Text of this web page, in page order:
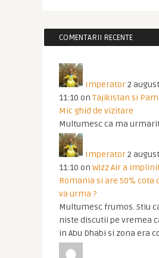
COMENTARII RECENTE
Imperator2
11:10 on Tajikistan si
Mic ghid de vizitare
Multumesc ca ma
Imperator2
11:10 on Wizz Air a
Romania si are 50% cota
va urma ?
Multumesc frumos. Stiu
niste discutii pe vremea
in Abu Dhabi si zona era